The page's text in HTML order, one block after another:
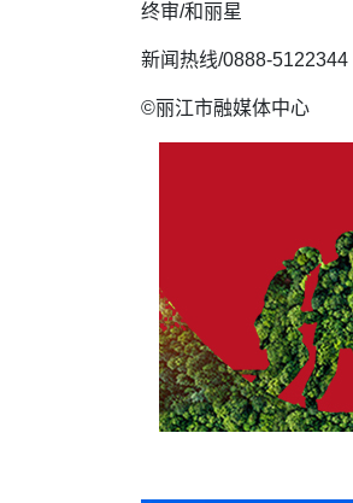
终审/和丽星
新闻热线/0888-5122344
©丽江市融媒体中心